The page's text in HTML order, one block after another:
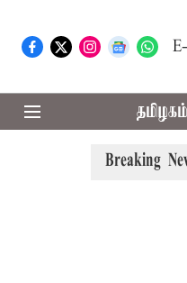
தமிழகம்
Breaking
கோவை,